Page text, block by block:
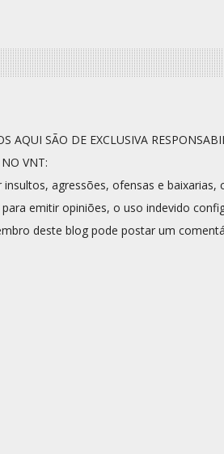
AQUI SÃO DE EXCLUSIVA
VNT:
agressões, ofensas e baixarias,
emitir opiniões, o uso indevido
deste blog pode postar um